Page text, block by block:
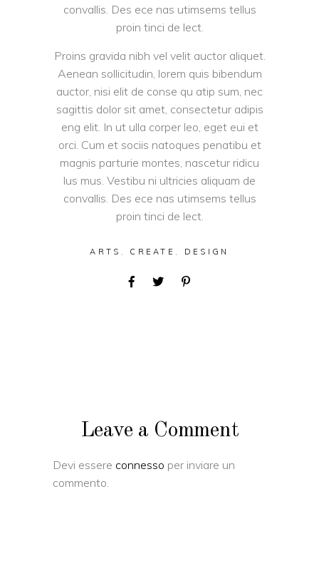
convallis. Des ece nas utimsems tellus
proin tinci de lect.
Proins gravida nibh vel velit auctor aliquet.
Aenean sollicitudin, lorem quis bibendum
auctor, nisi elit de conse qu atip sum, nec
sagittis dolor sit amet, consectetur adipis
eng elit. In ut ulla corper leo, eget eui et
orci. Cum et sociis natoques penatibu et
magnis parturie montes, nascetur ridicu
lus mus. Vestibu ni ultricies aliquam de
convallis. Des ece nas utimsems tellus
proin tinci de lect.
ARTS , CREATE , DESIGN
Leave a Comment
Devi essere connesso per inviare un
commento.